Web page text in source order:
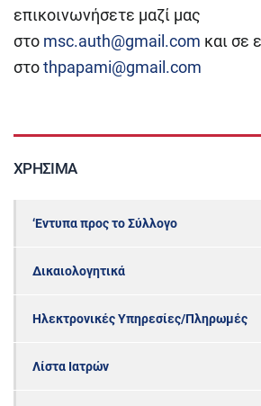
επικοινωνήσετε μαζί μας
στο msc.auth@gmail.com και σε
στοthpapami@gmail.com
ΧΡΉΣΙΜΑ
‘Εντυπα προς το Σύλλογο
Δικαιολογητικά
Ηλεκτρονικές Υπηρεσίες/Πληρωμές
Λίστα Ιατρών